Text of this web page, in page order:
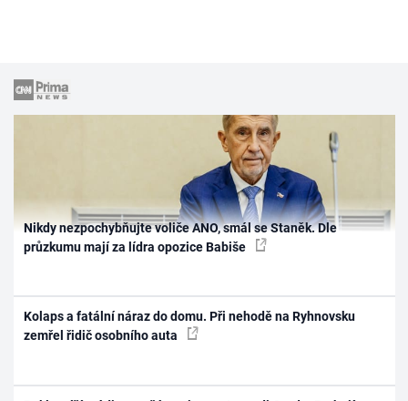
Nikdy nezpochybňujte voliče ANO, smál se Staněk. Dle
průzkumu mají za lídra opozice Babiše
Kolaps a fatální náraz do domu. Při nehodě na Ryhnovsku
zemřel řidič osobního auta